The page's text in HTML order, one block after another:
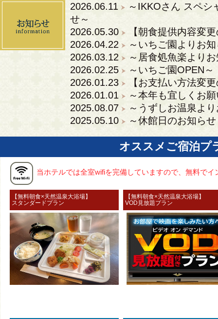
2026.06.11
～IKKOさん スペシ
せ～
2026.05.30
【朝食提供内容変
2026.04.22
～いちご園よりお
2026.03.12
～居食処魚楽より
2026.02.25
～いちご園OPEN～
2026.01.23
【お支払い方法変
2026.01.01
～本年も宜しくお
2025.08.07
～うずしお温泉よ
2025.05.10
～休館日のお知ら
オススメご宿泊プ
当ホテルでは全室wifiを完備していますので、無料で
【無料朝食×天然温泉大浴場】
スタンダードプラン
【無料朝食×天然温泉大浴
VOD見放題プラン